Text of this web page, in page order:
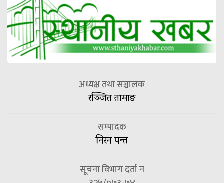
अध्यक्ष तथा सञ्चालक
रञ्जित तामाङ
सम्पादक
निरन पन्त
सूचना विभाग दर्ता न